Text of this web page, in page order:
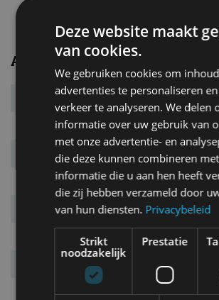
Afmetingen/gewichten
Bandenmaat 235/60 R18
L x B x H 4.395 x 1.984
Wielbasis 2.681 mm
Massa leeg 1.783 kg
Max. aanh. gew. n.v.t. kg
Inh. bag. ruimte. 494 l
67 l
Deze website maakt
van cookies.
We gebruiken cookies om
advertenties te personaliseren
verkeer te analyseren. We delen
informatie over uw gebruik van
met onze advertentie- en
die deze kunnen combineren
informatie die u aan hen heeft
die zij hebben verzameld door
van hun diensten. Privacybeleid
Strikt
noodzakelijk
Prestatie